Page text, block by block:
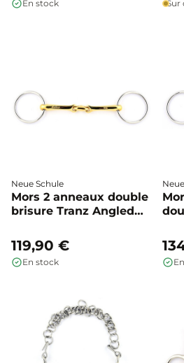
En stock Sur
Neue Schule
Mors 2 anneaux double
brisure Tranz Angled
Schule
119,90 €
En stock